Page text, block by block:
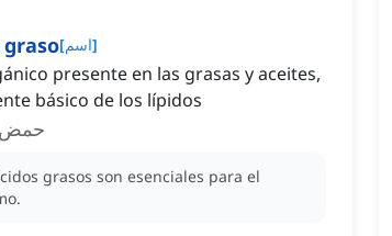
[اسم]
presente en las grasas y aceites,
básico de los lípidos
حمض
grasos son esenciales para el